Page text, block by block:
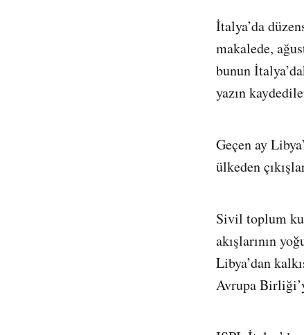
İtalya’da
makalede,
bunun
yazın
Geçen ay
ülkeden
Sivil toplum
akışlarının
Libya’dan
Avrupa